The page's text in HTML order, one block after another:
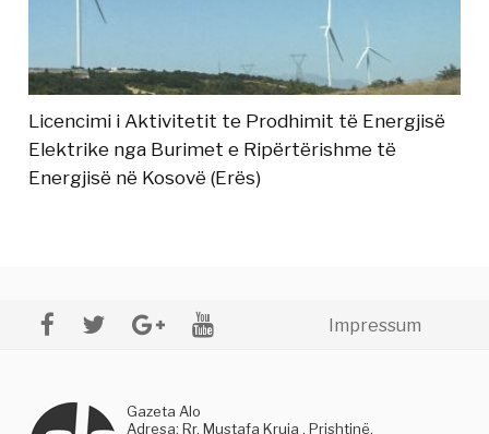
Licencimi i Aktivitetit te Prodhimit të Energjisë
Elektrike nga Burimet e Ripërtërishme të
Energjisë në Kosovë (Erës)
Impressum
Gazeta Alo
Adresa: Rr. Mustafa Kruja , Prishtinë,